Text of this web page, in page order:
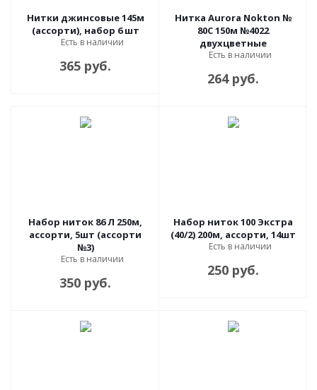
Нитки джинсовые 145м
(ассорти), набор 6 шт
Есть в наличии
365 руб.
Нитка Aurora Nokton №
80C 150м №4022
двухцветные
Есть в наличии
264 руб.
Набор ниток 86 Л 250м,
ассорти, 5шт (ассорти
№3)
Есть в наличии
350 руб.
Набор ниток 100 Экстра
(40/2) 200м, ассорти, 14шт
Есть в наличии
250 руб.